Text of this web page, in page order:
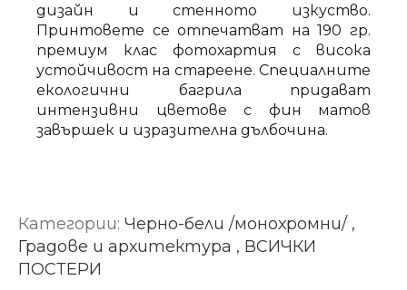
дизайн и стенното изкуство.
Принтовете се отпечатват на 190 гр.
премиум клас фотохартия с висока
устойчивост на стареене. Специалните
екологични багрила придават
интензивни цветове с фин матов
завършек и изразителна дълбочина.
Категории: Черно-бели /монохромни/ ,
Градове и архитектура , ВСИЧКИ
ПОСТЕРИ